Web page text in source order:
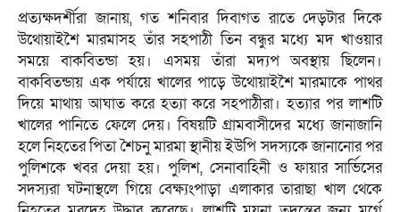
প্রত্যক্ষদর্শীরা জানায়, গত শনিবার দিবাগত রাতে দেড়টার দিকে
উথোয়াইশৈ মারমাসহ তাঁর সহপাঠী তিন বন্ধুর মধ্যে মদ খাওয়ার
সময়ে বাকবিতন্ডা হয়। এসময় তাঁরা মদ্যপ অবস্থায় ছিলেন।
বাকবিতন্ডায় এক পর্যায়ে খালের পাড়ে উথোয়াইশৈ মারমাকে পাথর
দিয়ে মাথায় আঘাত করে হত্যা করে সহপাঠীরা। হত্যার পর লাশটি
খালের পানিতে ফেলে দেয়। বিষয়টি গ্রামবাসীদের মধ্যে জানাজানি
হলে নিহতের পিতা শৈচনু মারমা স্থানীয় ইউপি সদস্যকে জানানোর পর
পুলিশকে খবর দেয়া হয়। পুলিশ, সেনাবাহিনী ও ফায়ার সার্ভিসের
সদস্যরা ঘটনাস্থলে গিয়ে বেক্ষ্যংপাড়া এলাকার তারাছা খাল থেকে